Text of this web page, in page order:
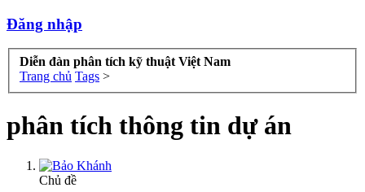
Đăng nhập
Diễn đàn phân tích kỹ thuật Việt Nam
Trang chủ Tags >
phân tích thông tin dự án
Chủ đề